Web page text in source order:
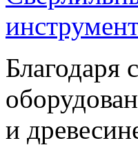
Благодаря
и